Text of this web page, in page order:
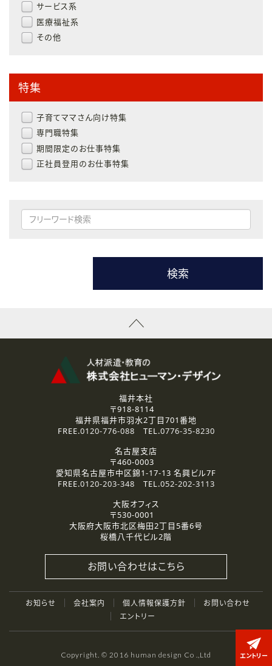
エントリー
サービス系
医療福祉系
その他
特集
子育てママさん向け特集
専門職特集
期間限定のお仕事特集
正社員登用のお仕事特集
検索
福井本社
〒918-8114
福井県福井市羽水2丁目701番地
FREE.0120-776-088 TEL.0776-35-8230
名古屋支店
〒460-0003
愛知県名古屋市中区錦1-17-13 名興ビル7F
FREE.0120-203-348 TEL.052-202-3113
大阪オフィス
〒530-0001
大阪府大阪市北区梅田2丁目5番6号
桜橋八千代ビル2階
お問い合わせはこちら
お知らせ 会社案内 個人情報保護方針
お問い合わせ
エントリー
Copyright. © 2016 human design Co .,Ltd